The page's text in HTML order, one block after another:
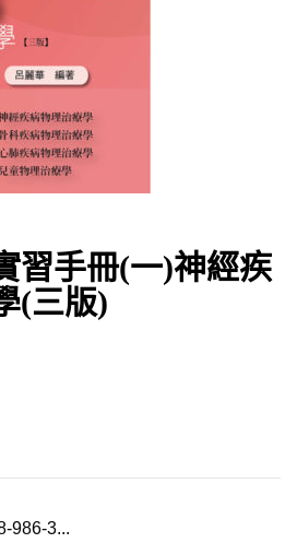
習手冊(一)神經疾
(三版)
986-3...